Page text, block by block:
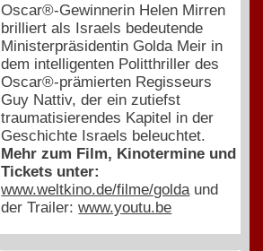
Oscar®-Gewinnerin Helen Mirren
brilliert als Israels bedeutende
Ministerpräsidentin Golda Meir in
dem intelligenten Politthriller des
Oscar®-prämierten Regisseurs
Guy Nattiv, der ein zutiefst
traumatisierendes Kapitel in der
Geschichte Israels beleuchtet.
Mehr zum Film, Kinotermine und
Tickets unter:
www.weltkino.de/filme/golda und
der Trailer:www.youtu.be